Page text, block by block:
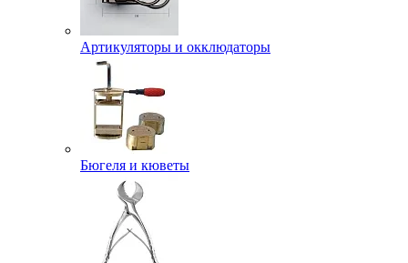
Артикуляторы и окклюдаторы
Бюгеля и кюветы